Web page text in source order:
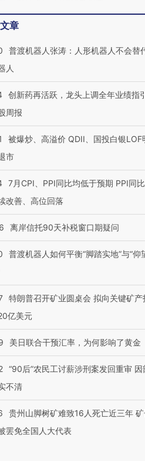
是“人道危
4000人
四届链博
章
普渡机器人张涛：人形机器人不会替
人
创新药再活跃，龙头上调全年业绩指
周报
被爆炒、高溢价 QDII、国投白银LOF
市
7月CPI、PPI同比均低于预期 PPI同
改善、高位回落
离岸信托90天补税窗口期疑问
普渡机器人如何平衡“脚踏实地”与“仰
特朗普召开矿业圆桌会 拟向关键矿产
亿美元
美日联合干预汇率，为何影响了黄金
“90后”农民工讨薪涉刑案发回重审 因
不清
贵州山脚树矿难致16人死亡近三年 矿
罢免全国人大代表